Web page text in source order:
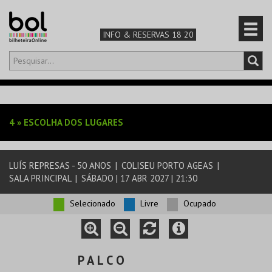
INFO & RESERVAS 18 20
Olá,iniciar sessão
TEATRO & ARTE
MÚSICA & FESTIVAIS
DESPORTO & AVENTURA
4 » ESCOLHA DOS LUGARES
LUÍS REPRESAS - 50 ANOS | COLISEU PORTO AGEAS |
SALA PRINCIPAL | SÁBADO | 17 ABR 2027 | 21:30
Selecionado Livre Ocupado
P A L C O